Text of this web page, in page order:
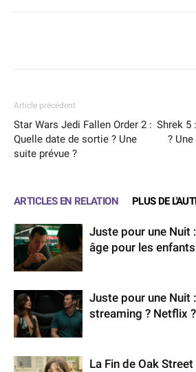
Article précédent
Star Wars Jedi Fallen Order 2 :
Quelle date de sortie ? Une
suite prévue ?
Shrek 5
?
ARTICLES EN RELATION PLUS DE
Juste pour une Nuit
âge pour les
Juste pour une Nuit
streaming ? Netflix ?
La Fin de Oak